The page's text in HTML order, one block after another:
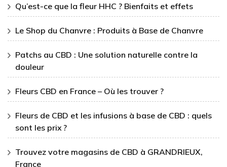
Qu’est-ce que la fleur HHC ? Bienfaits et effets
Le Shop du Chanvre : Produits à Base de Chanvre
Patchs au CBD : Une solution naturelle contre la
douleur
Fleurs CBD en France – Où les trouver ?
Fleurs de CBD et les infusions à base de CBD : quels
sont les prix ?
Trouvez votre magasins de CBD à GRANDRIEUX,
France